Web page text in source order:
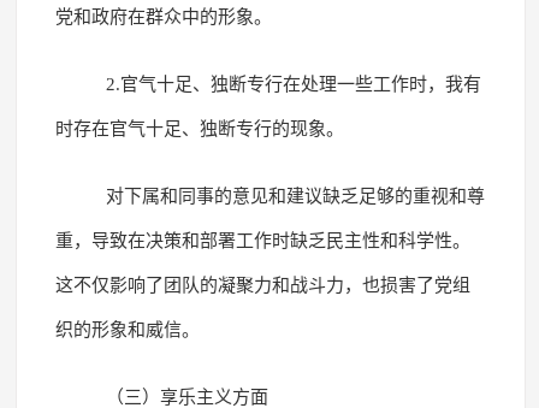
党和政府在群众中的形象。
2.官气十足、独断专行在处理一些工作时，我有
时存在官气十足、独断专行的现象。
对下属和同事的意见和建议缺乏足够的重视和尊
重，导致在决策和部署工作时缺乏民主性和科学性。
这不仅影响了团队的凝聚力和战斗力，也损害了党组
织的形象和威信。
（三）享乐主义方面